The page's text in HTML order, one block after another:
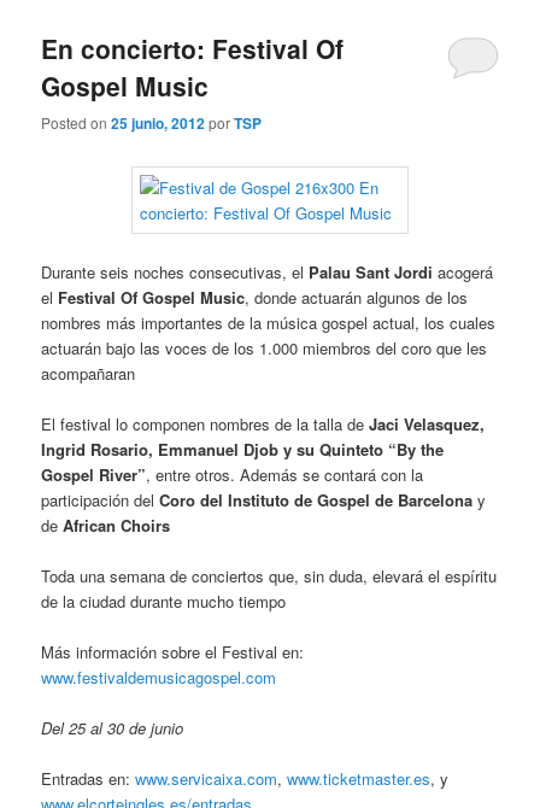
En concierto: Festival Of
Gospel Music
Posted on25 junio, 2012porTSP
Durante seis noches consecutivas, el Palau Sant Jordi acogerá
el Festival Of Gospel Music, donde actuarán algunos de los
nombres más importantes de la música gospel actual, los cuales
actuarán bajo las voces de los 1.000 miembros del coro que les
acompañaran
El festival lo componen nombres de la talla de Jaci Velasquez,
Ingrid Rosario, Emmanuel Djob y su Quinteto “By the
Gospel River”, entre otros. Además se contará con la
participación del Coro del Instituto de Gospel de Barcelonay
de African Choirs
Toda una semana de conciertos que, sin duda, elevará el espíritu
de la ciudad durante mucho tiempo
Más información sobre el Festival en:
www.festivaldemusicagospel.com
Del 25 al 30 de junio
Entradas en: www.servicaixa.com,www.ticketmaster.es, y